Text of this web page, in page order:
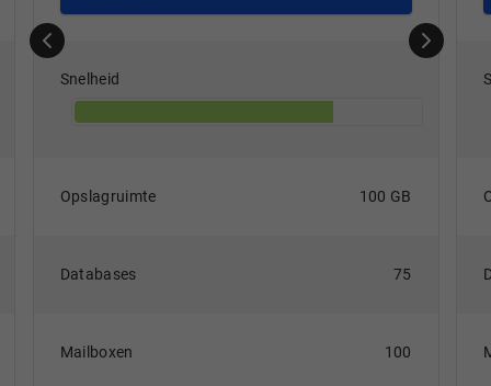
Snelheid
Opslagruimte 100 GB
Databases 75
Mailboxen 100